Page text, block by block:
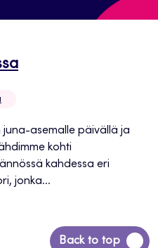
asemalle päivällä ja
kohti
kahdessa eri
jonka...
Back to top
Siirry